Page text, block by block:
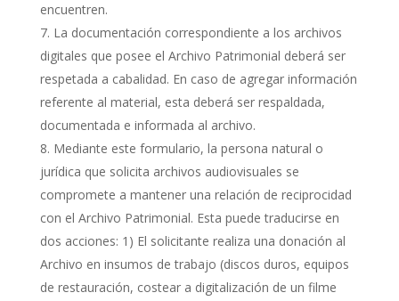
encuentren.
La documentación correspondiente a los archivos
digitales que posee el Archivo Patrimonial deberá ser
respetada a cabalidad. En caso de agregar información
referente al material, esta deberá ser respaldada,
documentada e informada al archivo.
Mediante este formulario, la persona natural o
jurídica que solicita archivos audiovisuales se
compromete a mantener una relación de reciprocidad
con el Archivo Patrimonial. Esta puede traducirse en
dos acciones: 1) El solicitante realiza una donación al
Archivo en insumos de trabajo (discos duros, equipos
de restauración, costear a digitalización de un filme